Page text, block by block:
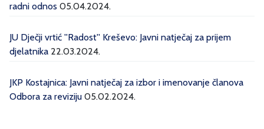
radni odnos 05.04.2024.
JU Dječji vrtić ''Radost'' Kreševo: Javni natječaj za prijem
djelatnika 22.03.2024.
JKP Kostajnica: Javni natječaj za izbor i imenovanje članova
Odbora za reviziju 05.02.2024.